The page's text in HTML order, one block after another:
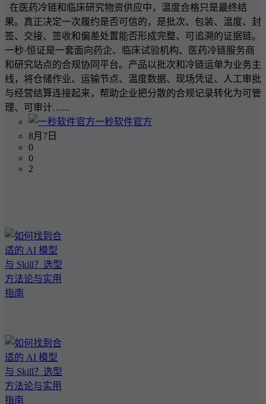
在医药冷链和临床研究物资供应中，温度合格只是最终结
果。真正决定一次履约是否可信的，是批次、包装、温度、封
签、交接、签收和偏差处置能否形成完整、可追溯的证据链。
一秒·恒证是一套面向药企、临床试验机构、医药冷链服务商
和研究站点的合规协同平台。产品以批次和冷链运单为业务主
线，将仓储作业、运输节点、温度数据、现场凭证、人工审批
与经营结算连接起来，帮助企业把分散的合规记录转化为可管
理、可审计…...
一秒软件官方
8月7日
0
0
2